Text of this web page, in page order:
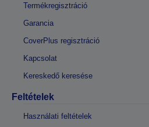
Termékregisztráció
Garancia
CoverPlus regisztráció
Kapcsolat
Kereskedő keresése
Feltételek
Használati feltételek